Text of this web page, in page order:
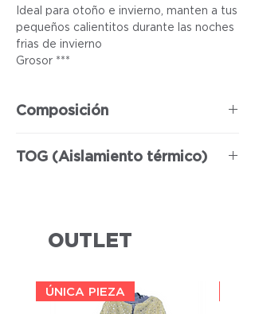
Ideal para otoño e invierno, manten a tus
pequeños calientitos durante las noches
frias de invierno
Grosor ***
Composición
TOG (Aislamiento térmico)
OUTLET
ÚNICA PIEZA